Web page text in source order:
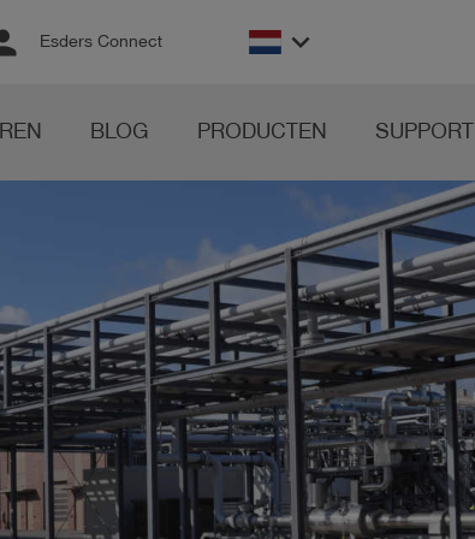
Esders Connect keyboard_arrow_down
BLOG PRODUCTEN SUPPORT